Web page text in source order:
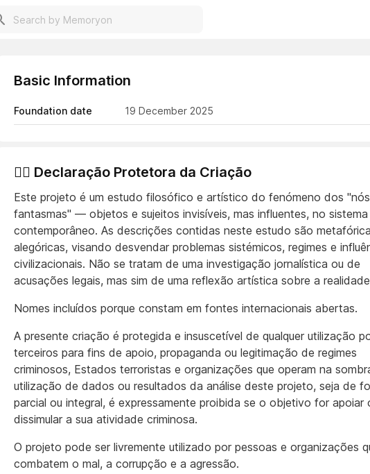
Basic Information
Foundation date 19 December 2025
👨‍⚖️ Declaração Protetora da Criação
Este projeto é um estudo filosófico e artístico do fenómeno dos "nós
fantasmas" — objetos e sujeitos invisíveis, mas influentes, no sistema
contemporâneo. As descrições contidas neste estudo são
alegóricas, visando desvendar problemas sistémicos, regimes e
civilizacionais. Não se tratam de uma investigação jornalística ou de
acusações legais, mas sim de uma reflexão artística sobre a
Nomes incluídos porque constam em fontes internacionais abertas.
A presente criação é protegida e insuscetível de qualquer utilização
terceiros para fins de apoio, propaganda ou legitimação de regimes
criminosos, Estados terroristas e organizações que operam na
utilização de dados ou resultados da análise deste projeto, seja de
parcial ou integral, é expressamente proibida se o objetivo for apoiar
dissimular a sua atividade criminosa.
O projeto pode ser livremente utilizado por pessoas e organizações
combatem o mal, a corrupção e a agressão.